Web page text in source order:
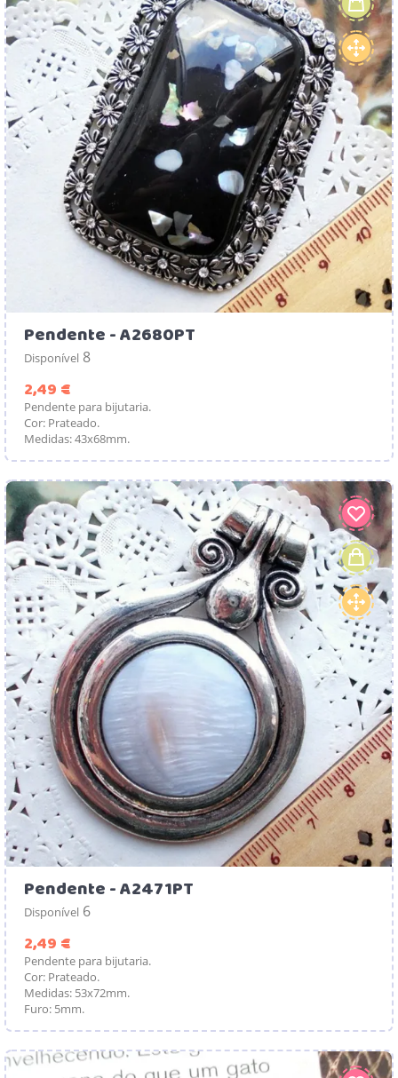
Pendente - A2680PT
Disponível 8
2,49 €
Pendente para bijutaria.
Cor: Prateado.
Medidas: 43x68mm.
Pendente - A2471PT
Disponível 6
2,49 €
Pendente para bijutaria.
Cor: Prateado.
Medidas: 53x72mm.
Furo: 5mm.